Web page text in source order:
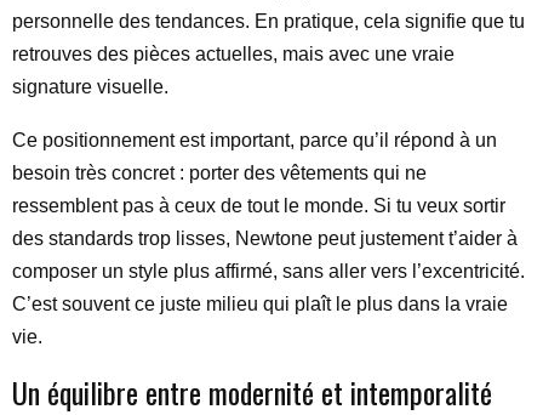
personnelle des tendances. En pratique, cela signifie que tu
retrouves des pièces actuelles, mais avec une vraie
signature visuelle.
Ce positionnement est important, parce qu’il répond à un
besoin très concret : porter des vêtements qui ne
ressemblent pas à ceux de tout le monde. Si tu veux sortir
des standards trop lisses, Newtone peut justement t’aider à
composer un style plus affirmé, sans aller vers l’excentricité.
C’est souvent ce juste milieu qui plaît le plus dans la vraie
vie.
Un équilibre entre modernité et intemporalité